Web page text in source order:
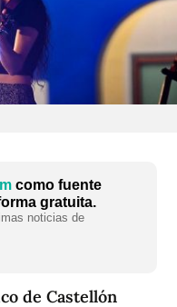
como fuente
gratuita.
noticias de
de Castellón